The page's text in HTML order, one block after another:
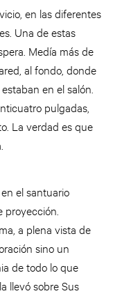
en las diferentes
Una de estas
Medía más de
al fondo, donde
en el salón.
pulgadas,
La verdad es que
el santuario
a plena vista de
sino un
de todo lo que
llevó sobre Sus